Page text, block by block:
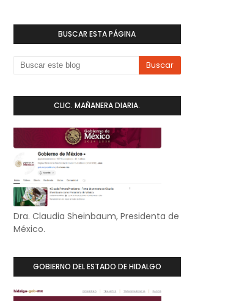
BUSCAR ESTA PÁGINA
CLIC. MAÑANERA DIARIA.
Dra. Claudia Sheinbaum, Presidenta de
México.
GOBIERNO DEL ESTADO DE HIDALGO